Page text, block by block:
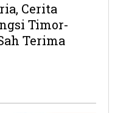
Cerita
Masyarakat
Eks
Akhirnya
Cerita
Timor-
Terima